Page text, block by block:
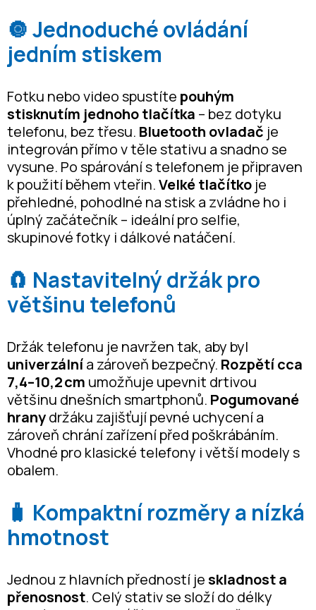
🔘 Jednoduché ovládání
jedním stiskem
Fotku nebo video spustíte pouhým
stisknutím jednoho tlačítka – bez dotyku
telefonu, bez třesu. Bluetooth ovladač je
integrován přímo v těle stativu a snadno se
vysune. Po spárování s telefonem je připraven
k použití během vteřin.Velké tlačítko je
přehledné, pohodlné na stisk a zvládne ho i
úplný začátečník – ideální pro selfie,
skupinové fotky i dálkové natáčení.
🧲 Nastavitelný držák pro
většinu telefonů
Držák telefonu je navržen tak, aby byl
univerzálnía zároveň bezpečný. Rozpětí cca
7,4–10,2 cm umožňuje upevnit drtivou
většinu dnešních smartphonů. Pogumované
hranydržáku zajišťují pevné uchycení a
zároveň chrání zařízení před poškrábáním.
Vhodné pro klasické telefony i větší modely s
obalem.
🧳 Kompaktní rozměry a nízká
hmotnost
Jednou z hlavních předností jeskladnost a
přenosnost. Celý stativ se složí do délky